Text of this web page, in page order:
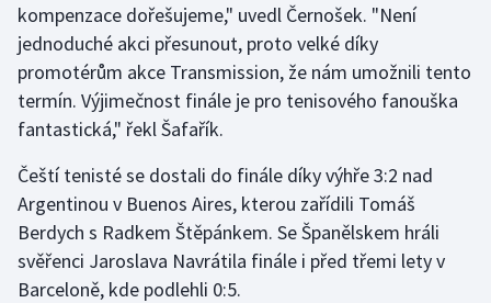
kompenzace dořešujeme," uvedl Černošek. "Není
jednoduché akci přesunout, proto velké díky
promotérům akce Transmission, že nám umožnili tento
termín. Výjimečnost finále je pro tenisového fanouška
fantastická," řekl Šafařík.
Čeští tenisté se dostali do finále díky výhře 3:2 nad
Argentinou v Buenos Aires, kterou zařídili Tomáš
Berdych s Radkem Štěpánkem. Se Španělskem hráli
svěřenci Jaroslava Navrátila finále i před třemi lety v
Barceloně, kde podlehli 0:5.